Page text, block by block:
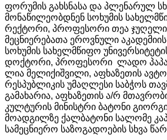
ფორუმის გახსნასა და პლენარულ
მონაწილეობდნენ სოხუმის
რექტორი, პროფესორი თეა
მეცნიერებათა ეროვნული
სოხუმის სახელმწიფო
დოქტორი, პროფესორი ლადო
ლია მელიქიშვილი, აფხაზეთის
რესპუბლიკის უმაღლესი საბჭოს
გამახარია, აფხაზეთის ა/რ
კულტურის მინისტრი ბატონი გიორგი
მოადგილზე ქალბატონი სალომე
სამეცნიერო საზოგადოების სხვა